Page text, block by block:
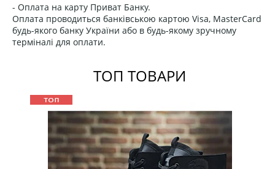
- Оплата на карту Приват Банку.
Оплата проводиться банківською картою Visa, MasterCard
будь-якого банку України або в будь-якому зручному
терміналі для оплати.
ТОП ТОВАРИ